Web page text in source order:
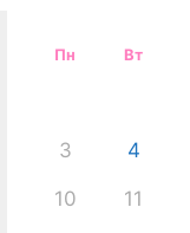
Пн Вт
3 4
10 11